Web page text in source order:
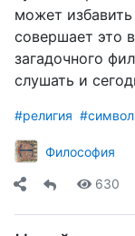
может
совершает это
загадочного
слушать и
#религия
Философия
630